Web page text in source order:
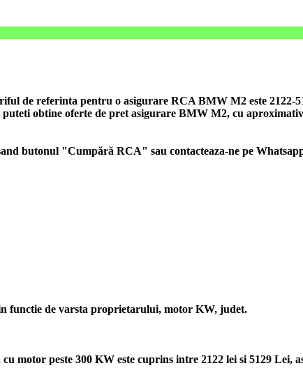
de referinta pentru o asigurare RCA BMW M2 este 2122-
obtine oferte de pret asigurare BMW M2, cu
butonul "Cumpără RCA" sau contacteaza-ne pe
functie de varsta proprietarului, motor KW, judet.
peste 300 KW este cuprins intre 2122 lei si 5129 Lei,